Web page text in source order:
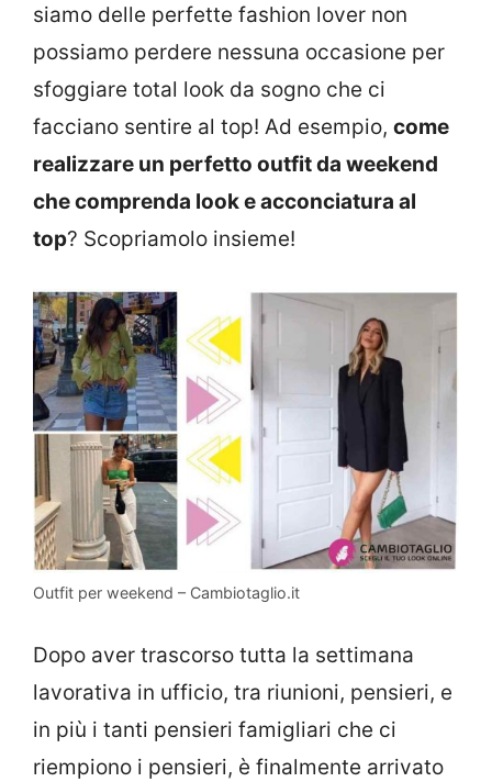
siamo delle perfette fashion lover non
possiamo perdere nessuna occasione per
sfoggiare total look da sogno che ci
facciano sentire al top! Ad esempio, come
realizzare un perfetto outfit da weekend
che comprenda look e acconciatura al
top? Scopriamolo insieme!
Outfit per weekend – Cambiotaglio.it
Dopo aver trascorso tutta la settimana
lavorativa in ufficio, tra riunioni, pensieri, e
in più i tanti pensieri famigliari che ci
riempiono i pensieri, è finalmente arrivato